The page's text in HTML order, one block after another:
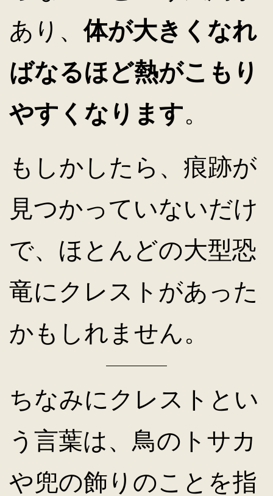
あり、体が大きくなれ
ばなるほど熱がこもり
やすくなります。
もしかしたら、痕跡が
見つかっていないだけ
で、ほとんどの大型恐
竜にクレストがあった
かもしれません。
ちなみにクレストとい
う言葉は、鳥のトサカ
や兜の飾りのことを指